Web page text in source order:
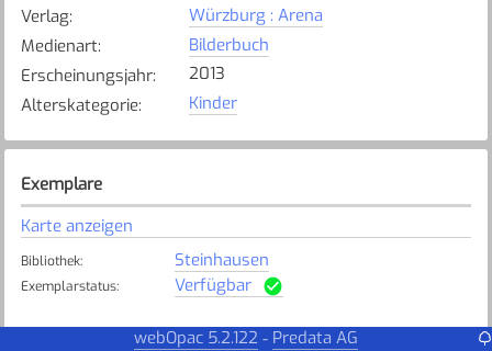
Verlag:
Würzburg : Arena
Medienart:
Bilderbuch
Erscheinungsjahr:
2013
Alterskategorie: Kinder
Exemplare
Karte anzeigen
Bibliothek: Steinhausen
Exemplarstatus: Verfügbar
webOpac 5.2.122 - Predata AG